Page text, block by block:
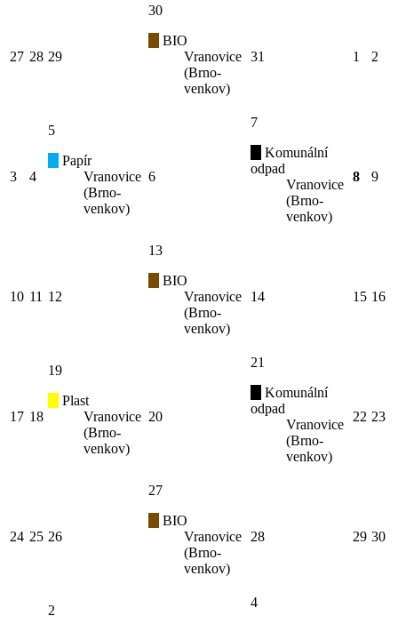
27 28 29
30
BIO
Vranovice
(Brno-
venkov)
31 1 2
3 4
5
Papír
Vranovice
(Brno-
venkov)
6
7
Komunální
odpad
Vranovice
(Brno-
venkov)
8 9
10 11 12
13
BIO
Vranovice
(Brno-
venkov)
14 15 16
17 18
19
Plast
Vranovice
(Brno-
venkov)
20
21
Komunální
odpad
Vranovice
(Brno-
venkov)
22 23
24 25 26
27
BIO
Vranovice
(Brno-
venkov)
28 29 30
2
4